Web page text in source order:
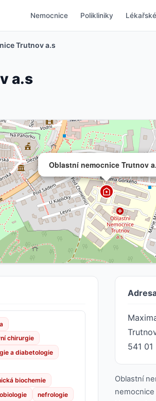
Nemocnice Polikliniky
Trutnov a.s
a.s
Oblastní nemocnice Trutnov
chirurgie
a diabetologie
biochemie
nefrologie
541 01
Oblastní